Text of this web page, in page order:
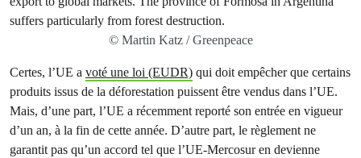
© Martin Katz / Greenpeace
Certes, l’UE a voté une loi (EUDR) qui doit empêcher que certains
produits issus de la déforestation puissent être vendus dans l’UE.
Mais, d’une part, l’UE a récemment reporté son entrée en vigueur
d’un an, à la fin de cette année. D’autre part, le règlement ne
garantit pas qu’un accord tel que l’UE-Mercosur en devienne